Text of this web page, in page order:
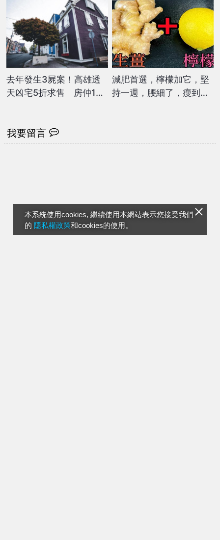
本系統使用cookies, 繼續使用本網站表示您接受我們
的 隱私權政策和cookies的使用。
去年發生3屍案！高雄透
天凶宅5折求售 房仲1條
減肥首選，檸檬加它，堅
持一週，腰細了，瘦到你
我要留言